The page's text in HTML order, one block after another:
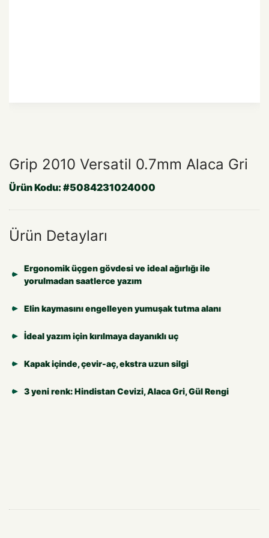
Grip 2010 Versatil 0.7mm Alaca Gri
Ürün Kodu: #5084231024000
Ürün Detayları
Ergonomik üçgen gövdesi ve ideal ağırlığı ile
yorulmadan saatlerce yazım
Elin kaymasını engelleyen yumuşak tutma alanı
İdeal yazım için kırılmaya dayanıklı uç
Kapak içinde, çevir-aç, ekstra uzun silgi
3 yeni renk: Hindistan Cevizi, Alaca Gri, Gül Rengi